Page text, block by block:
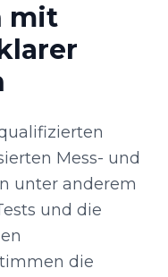
mit
Mess- und
unter anderem
und die
die